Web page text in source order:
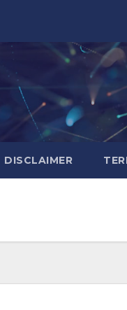
DISCLAIMER